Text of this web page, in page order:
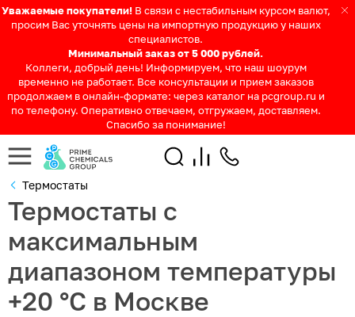
Уважаемые покупатели! В связи с нестабильным курсом валют,
просим Вас уточнять цены на импортную продукцию у наших
специалистов.
Минимальный заказ от 5 000 рублей.
Коллеги, добрый день! Информируем, что наш шоурум
временно не работает. Все консультации и прием заказов
продолжаем в онлайн-формате: через каталог на pcgroup.ru и
по телефону. Оперативно отвечаем, отгружаем, доставляем.
Спасибо за понимание!
Термостаты
Термостаты с
максимальным
диапазоном температуры
+20 °С в Москве